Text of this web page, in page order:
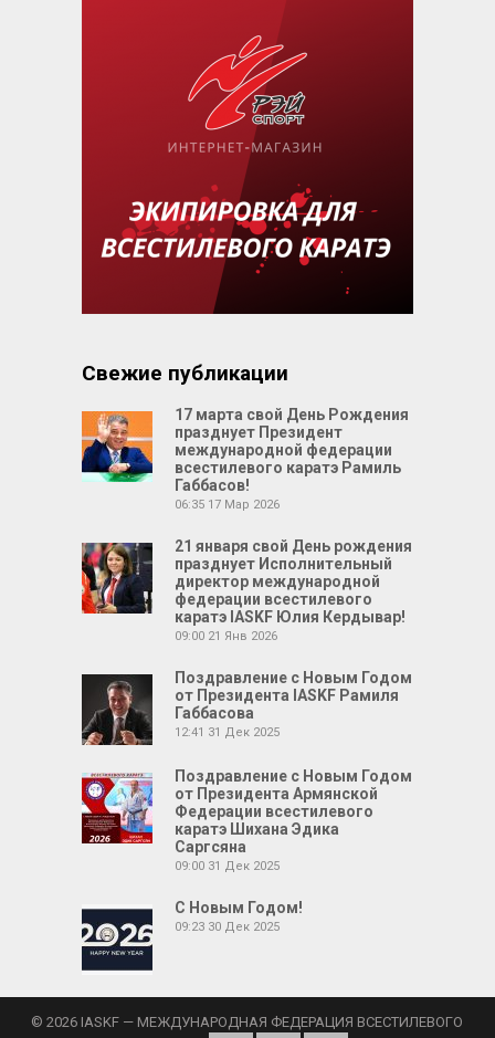
Свежие публикации
17 марта свой День Рождения
празднует Президент
международной федерации
всестилевого каратэ Рамиль
Габбасов!
06:35 17 Мар 2026
21 января свой День рождения
празднует Исполнительный
директор международной
федерации всестилевого
каратэ IASKF Юлия Кердывар!
09:00 21 Янв 2026
Поздравление с Новым Годом
от Президента IASKF Рамиля
Габбасова
12:41 31 Дек 2025
Поздравление с Новым Годом
от Президента Армянской
Федерации всестилевого
каратэ Шихана Эдика
Саргсяна
09:00 31 Дек 2025
С Новым Годом!
09:23 30 Дек 2025
© 2026 IASKF — МЕЖДУНАРОДНАЯ ФЕДЕРАЦИЯ ВСЕСТИЛЕВОГО